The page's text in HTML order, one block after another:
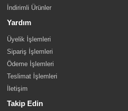
İndirimli Ürünler
Yardım
Üyelik İşlemleri
Sipariş İşlemleri
Ödeme İşlemleri
Teslimat İşlemleri
İletişim
Takip Edin